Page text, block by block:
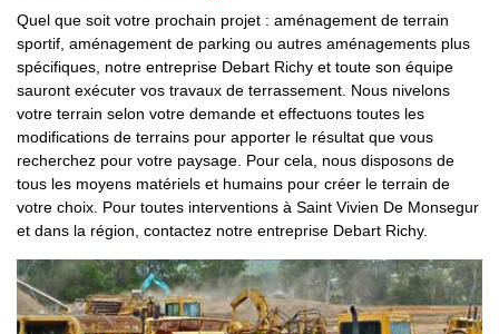
Quel que soit votre prochain projet : aménagement de terrain
sportif, aménagement de parking ou autres aménagements plus
spécifiques, notre entreprise Debart Richy et toute son équipe
sauront exécuter vos travaux de terrassement. Nous nivelons
votre terrain selon votre demande et effectuons toutes les
modifications de terrains pour apporter le résultat que vous
recherchez pour votre paysage. Pour cela, nous disposons de
tous les moyens matériels et humains pour créer le terrain de
votre choix. Pour toutes interventions à Saint Vivien De Monsegur
et dans la région, contactez notre entreprise Debart Richy.